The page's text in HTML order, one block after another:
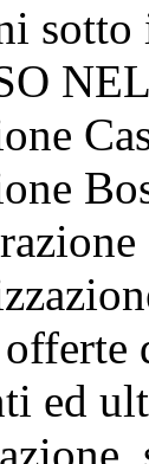
sotto
offerte
ed